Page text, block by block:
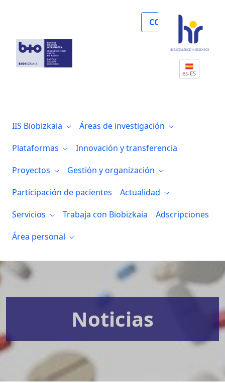
COLABORA
es-ES
IIS Biobizkaia
Áreas de investigación
Plataformas
Innovación y transferencia
Proyectos
Gestión y organización
Participación de pacientes
Actualidad
Servicios
Trabaja con Biobizkaia
Adscripciones
Área personal
Noticias